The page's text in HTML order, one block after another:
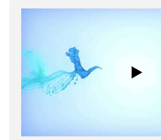
Разом наш голос лунає гучніше!